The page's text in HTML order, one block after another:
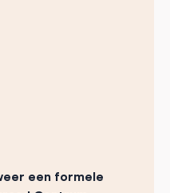
een formele